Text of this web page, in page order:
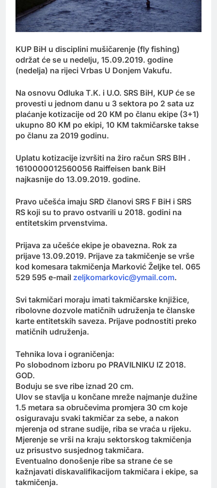
KUP BiH u disciplini mušičarenje (fly fishing)
održat će se u nedelju, 15.09.2019. godine
(nedelja) na rijeci Vrbas U Donjem Vakufu.
Na osnovu Odluka T.K. i U.O. SRS BiH, KUP će se
provesti u jednom danu u 3 sektora po 2 sata uz
plaćanje kotizacije od 20 KM po članu ekipe (3+1)
ukupno 80 KM po ekipi, 10 KM takmičarske takse
po članu za 2019 godinu.
Uplatu kotizacije izvršiti na žiro račun SRS BIH .
1610000012560056 Raiffeisen bank BiH
najkasnije do 13.09.2019. godine.
Pravo učešća imaju SRD članovi SRS F BiH i SRS
RS koji su to pravo ostvarili u 2018. godini na
entitetskim prvenstvima.
Prijava za učešće ekipe je obavezna. Rok za
prijave 13.09.2019. Prijave za takmičenje se vrše
kod komesara takmičenja Marković Željke tel. 065
529 595 e-mail zeljkomarkovic@ymail.com.
Svi takmičari moraju imati takmičarske knjižice,
ribolovne dozvole matičnih udruženja te članske
karte entitetskih saveza. Prijave podnostiti preko
matičnih udruženja.
Tehnika lova i ograničenja:
Po slobodnom izboru po PRAVILNIKU IZ 2018.
GOD.
Boduju se sve ribe iznad 20 cm.
Ulov se stavlja u končane mreže najmanje dužine
1.5 metara sa obručevima promjera 30 cm koje
osiguravaju svaki takmičar za sebe, a nakon
mjerenja od strane sudije, riba se vraća u rijeku.
Mjerenje se vrši na kraju sektorskog takmičenja
uz prisustvo susjednog takmičara.
Eventualno donošenje ribe sa strane će se
kažnjavati diskavalifikacijom takmičara i ekipe, sa
takmičenja.